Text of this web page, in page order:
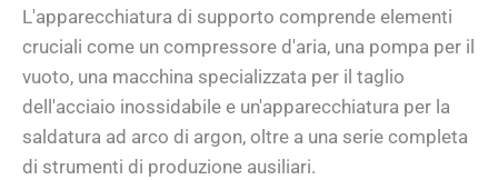
L'apparecchiatura di supporto comprende elementi
cruciali come un compressore d'aria, una pompa per il
vuoto, una macchina specializzata per il taglio
dell'acciaio inossidabile e un'apparecchiatura per la
saldatura ad arco di argon, oltre a una serie completa
di strumenti di produzione ausiliari.